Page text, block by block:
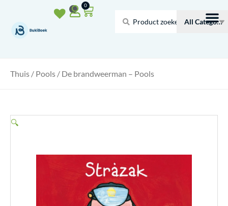
inhoud
Search
0
Winkelwagen
Thuis / Pools / De brandweerman – Pools
🔍